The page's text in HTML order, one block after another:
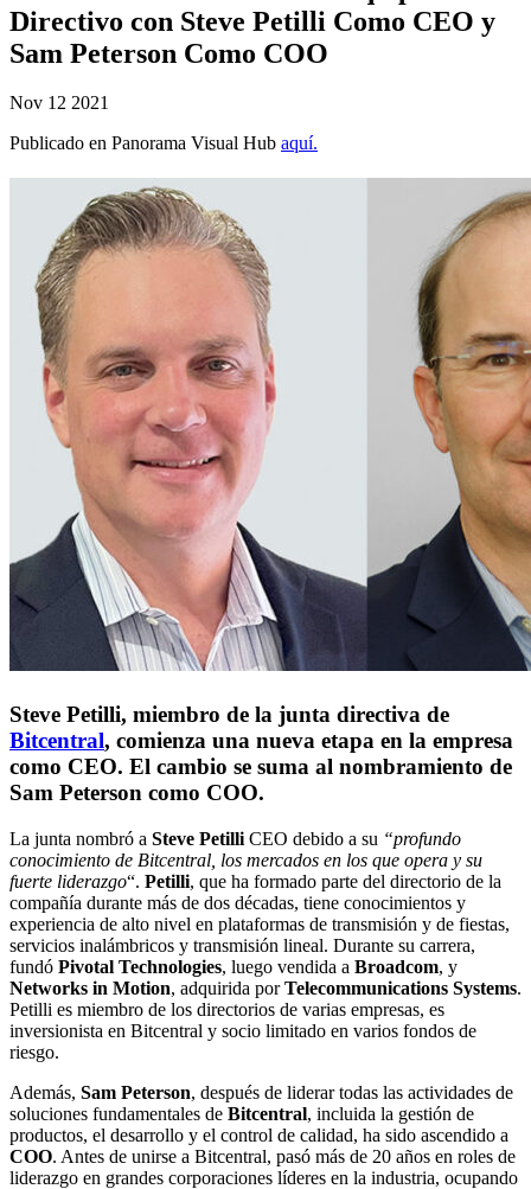
Directivo con Steve Petilli Como CEO y
Sam Peterson Como COO
Nov 12 2021
Publicado en Panorama Visual Hub aquí.
Steve Petilli, miembro de la junta directiva de
Bitcentral, comienza una nueva etapa en la empresa
como CEO. El cambio se suma al nombramiento de
Sam Peterson como COO.
La junta nombró a Steve Petilli CEO debido a su “profundo
conocimiento de Bitcentral, los mercados en los que opera y su
fuerte liderazgo“. Petilli, que ha formado parte del directorio de la
compañía durante más de dos décadas, tiene conocimientos y
experiencia de alto nivel en plataformas de transmisión y de fiestas,
servicios inalámbricos y transmisión lineal. Durante su carrera,
fundó Pivotal Technologies, luego vendida a Broadcom, y
Networks in Motion, adquirida porTelecommunications Systems.
Petilli es miembro de los directorios de varias empresas, es
inversionista en Bitcentral y socio limitado en varios fondos de
riesgo.
Además, Sam Peterson, después de liderar todas las actividades de
soluciones fundamentales de Bitcentral, incluida la gestión de
productos, el desarrollo y el control de calidad, ha sido ascendido a
COO. Antes de unirse a Bitcentral, pasó más de 20 años en roles de
liderazgo en grandes corporaciones líderes en la industria, ocupando